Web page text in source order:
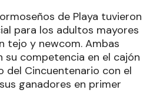
de Playa tuvieron
para los adultos mayores
tejo y newcom. Ambas
su competencia en el cajón
del Cincuentenario con el
ganadores en primer